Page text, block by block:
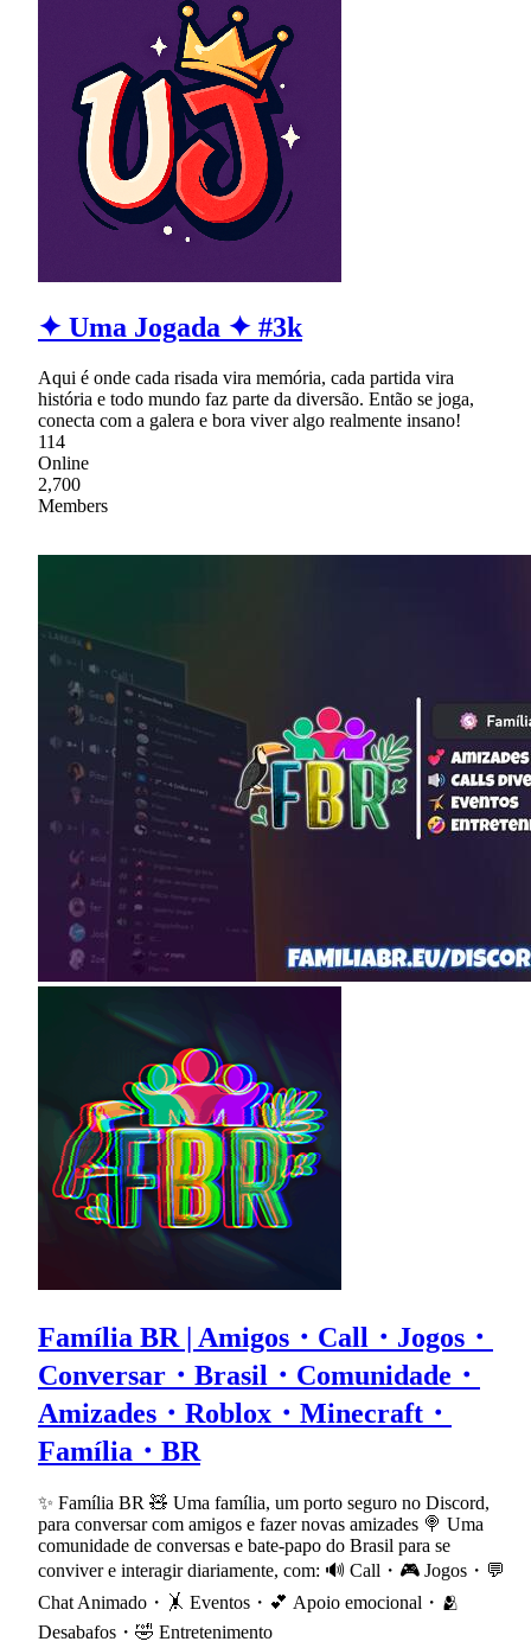
✦ Uma Jogada ✦ #3k
Aqui é onde cada risada vira memória, cada partida vira
história e todo mundo faz parte da diversão. Então se joga,
conecta com a galera e bora viver algo realmente insano!
114
Online
2,700
Members
Família BR | Amigos・Call・Jogos・
Conversar・Brasil・Comunidade・
Amizades・Roblox・Minecraft・
Família・BR
✨ Família BR 🧸 Uma família, um porto seguro no Discord,
para conversar com amigos e fazer novas amizades 🍭 Uma
comunidade de conversas e bate-papo do Brasil para se
conviver e interagir diariamente, com: 🔊 Call・🎮 Jogos・💬
Chat Animado・🤸 Eventos・💕 Apoio emocional・🫂
Desabafos・🤣 Entretenimento